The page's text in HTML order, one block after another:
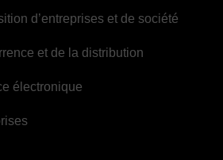
d’entreprises et de société
et de la distribution
électronique